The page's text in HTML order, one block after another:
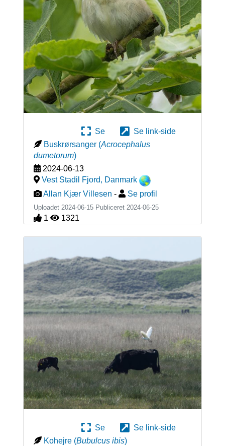
Se
Se link-side
Buskrørsanger (Acrocephalus
dumetorum)
2024-06-13
Vest Stadil Fjord, Danmark
Allan Kjær Villesen - Se profil
Uploadet 2024-06-15 Publiceret 2024-06-25
1 1321
Se
Se link-side
Kohejre (Bubulcus ibis)